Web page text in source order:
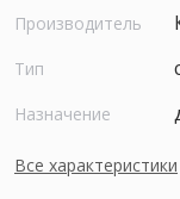
Производитель
Тип
Назначение
Все характеристики